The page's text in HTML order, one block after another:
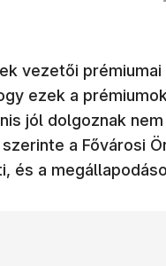
vezetői
ezek a
jól dolgoznak
a Fővárosi
és a